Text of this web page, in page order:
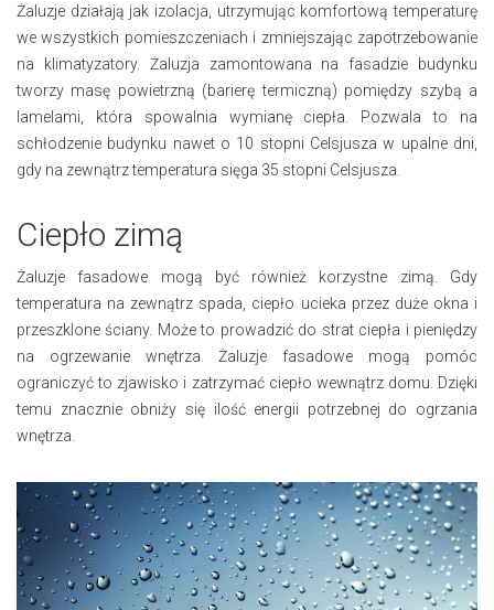
Żaluzje działają jak izolacja, utrzymując komfortową temperaturę
we wszystkich pomieszczeniach i zmniejszając zapotrzebowanie
na klimatyzatory. Żaluzja zamontowana na fasadzie budynku
tworzy masę powietrzną (barierę termiczną) pomiędzy szybą a
lamelami, która spowalnia wymianę ciepła. Pozwala to na
schłodzenie budynku nawet o 10 stopni Celsjusza w upalne dni,
gdy na zewnątrz temperatura sięga 35 stopni Celsjusza.
Ciepło zimą
Żaluzje fasadowe mogą być również korzystne zimą. Gdy
temperatura na zewnątrz spada, ciepło ucieka przez duże okna i
przeszklone ściany. Może to prowadzić do strat ciepła i pieniędzy
na ogrzewanie wnętrza. Żaluzje fasadowe mogą pomóc
ograniczyć to zjawisko i zatrzymać ciepło wewnątrz domu. Dzięki
temu znacznie obniży się ilość energii potrzebnej do ogrzania
wnętrza.